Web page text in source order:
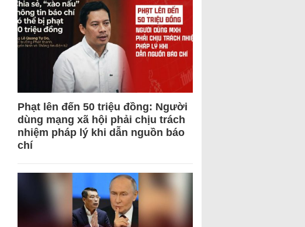
Phạt lên đến 50 triệu đồng: Người
dùng mạng xã hội phải chịu trách
nhiệm pháp lý khi dẫn nguồn báo
chí